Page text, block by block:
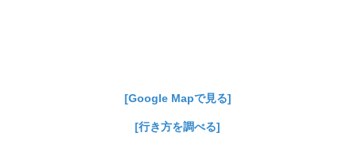
[Google Mapで見る]
[行き方を調べる]